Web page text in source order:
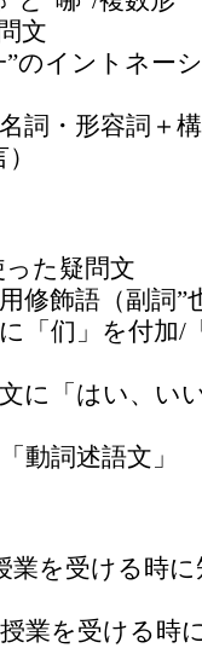
文
”のイントネー
詞・形容詞＋
った疑問文
修飾語（副詞”
「们」を付加/
に「はい、い
動詞述語文」
業を受ける時
業を受ける時